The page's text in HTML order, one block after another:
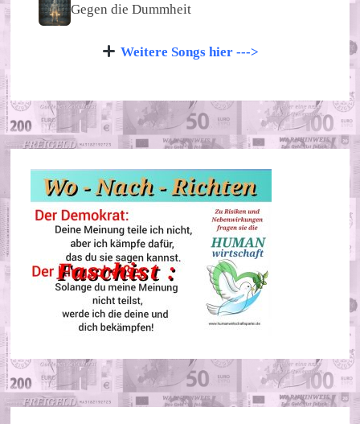
Gegen die Dummheit
Weitere Songs hier --->